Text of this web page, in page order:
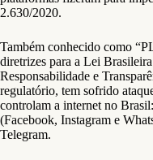
2.630/2020.
Também conhecido como
diretrizes para a Lei
Responsabilidade e
regulatório, tem sofrido
controlam a internet no
(Facebook, Instagram e
Telegram.